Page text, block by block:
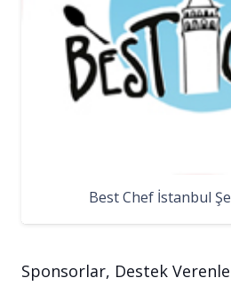
Best Chef İstanbul
Sponsorlar, Destek